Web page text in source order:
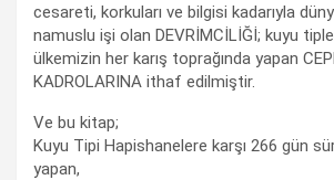
cesareti, korkuları ve bilgisi kadarıyla
namuslu işi olan DEVRİMCİLİĞİ; kuyu
ülkemizin her karış toprağında yapan
KADROLARINA ithaf edilmiştir.
Ve bu kitap;
Kuyu Tipi Hapishanelere karşı 266 gün
yapan,